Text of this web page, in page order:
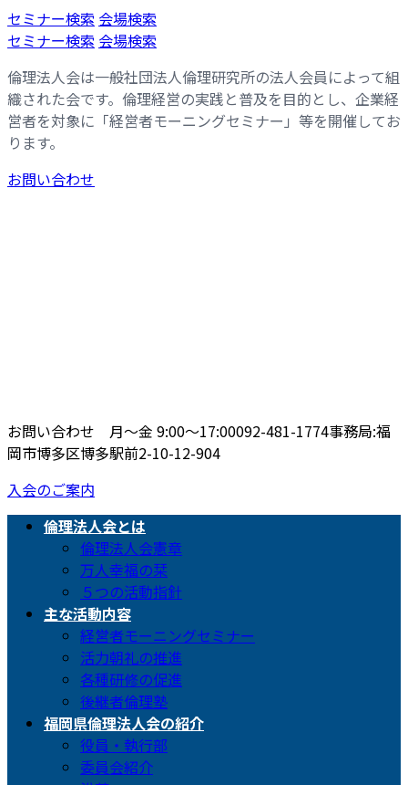
コ
ン
ン
ツ
へ
ス
キ
ッ
ナ
ビ
ー
シ
ョ
ン
に
移
セミナー検索 会場検索
セミナー検索 会場検索
倫理法人会は一般社団法人倫理研究所の法人会員によって組
織された会です。倫理経営の実践と普及を目的とし、企業経
営者を対象に「経営者モーニングセミナー」等を開催してお
ります。
お問い合わせ
お問い合わせ 月〜金 9:00〜17:00092-481-1774事務局:福
岡市博多区博多駅前2-10-12-904
入会のご案内
倫理法人会とは
倫理法人会憲章
万人幸福の栞
５つの活動指針
主な活動内容
経営者モーニングセミナー
活力朝礼の推進
各種研修の促進
後継者倫理塾
福岡県倫理法人会の紹介
役員・執行部
委員会紹介